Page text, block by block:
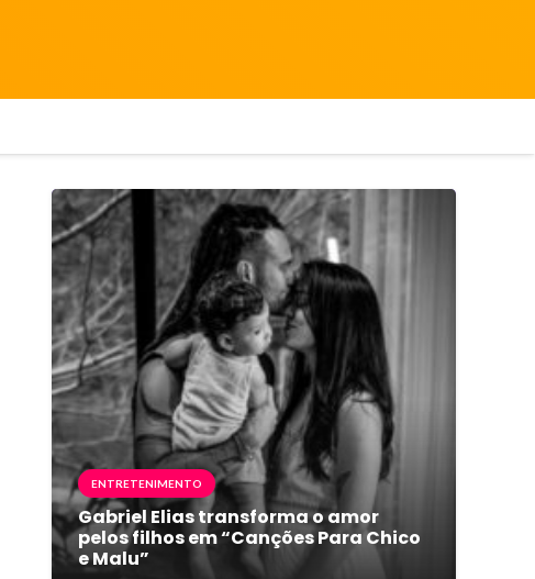
ENTRETENIMENTO
Gabriel Elias transforma o amor
pelos filhos em “Canções Para Chico
e Malu”